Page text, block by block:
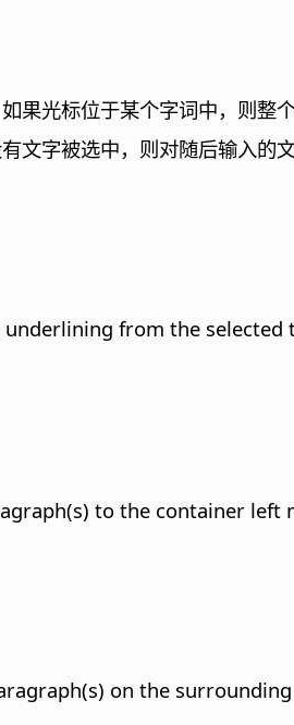
果光标位于某个字词中，则整
文字被选中，则对随后输入的
from the selected
to the container left
on the